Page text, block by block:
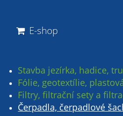
E-shop
Stavba jezírka, hadice,
Fólie, geotextílie,
Filtry, filtrační sety a
Čerpadla, čerpadlové